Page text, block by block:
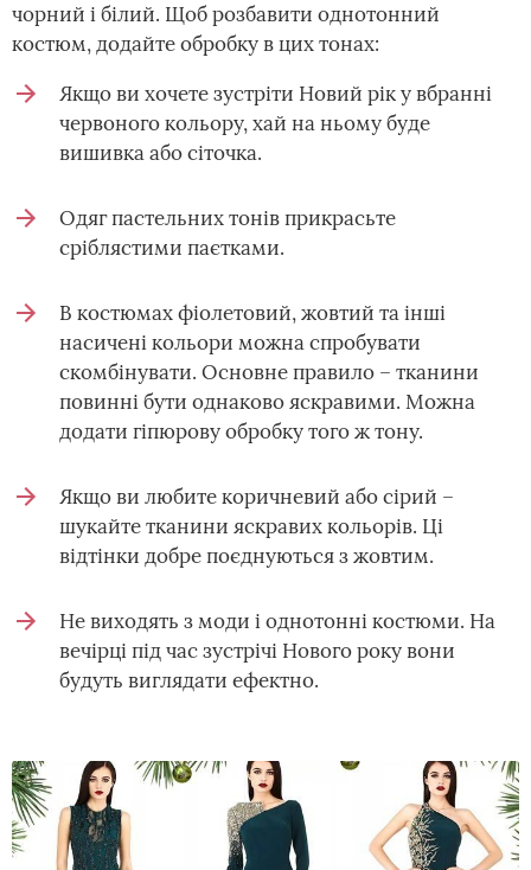
чорний і білий. Щоб розбавити однотонний
костюм, додайте обробку в цих тонах:
Якщо ви хочете зустріти Новий рік у вбранні
червоного кольору, хай на ньому буде
вишивка або сіточка.
Одяг пастельних тонів прикрасьте
сріблястими паєтками.
В костюмах фіолетовий, жовтий та інші
насичені кольори можна спробувати
скомбінувати. Основне правило – тканини
повинні бути однаково яскравими. Можна
додати гіпюрову обробку того ж тону.
Якщо ви любите коричневий або сірий –
шукайте тканини яскравих кольорів. Ці
відтінки добре поєднуються з жовтим.
Не виходять з моди і однотонні костюми. На
вечірці під час зустрічі Нового року вони
будуть виглядати ефектно.